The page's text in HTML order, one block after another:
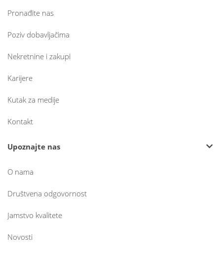
Pronađite nas
Poziv dobavljačima
Nekretnine i zakupi
Karijere
Kutak za medije
Kontakt
Upoznajte nas
O nama
Društvena odgovornost
Jamstvo kvalitete
Novosti